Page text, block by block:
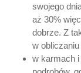
swojego
aż 30%
dobrze. Z
w
w karmach